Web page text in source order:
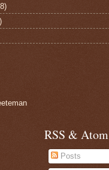
RSS & Atom
Posts